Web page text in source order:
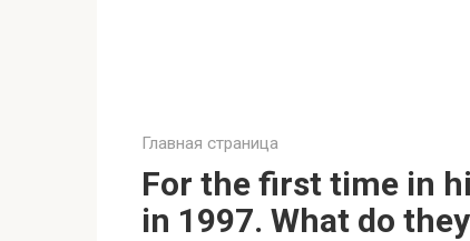
Главная страница
For the first time in
in 1997. What do